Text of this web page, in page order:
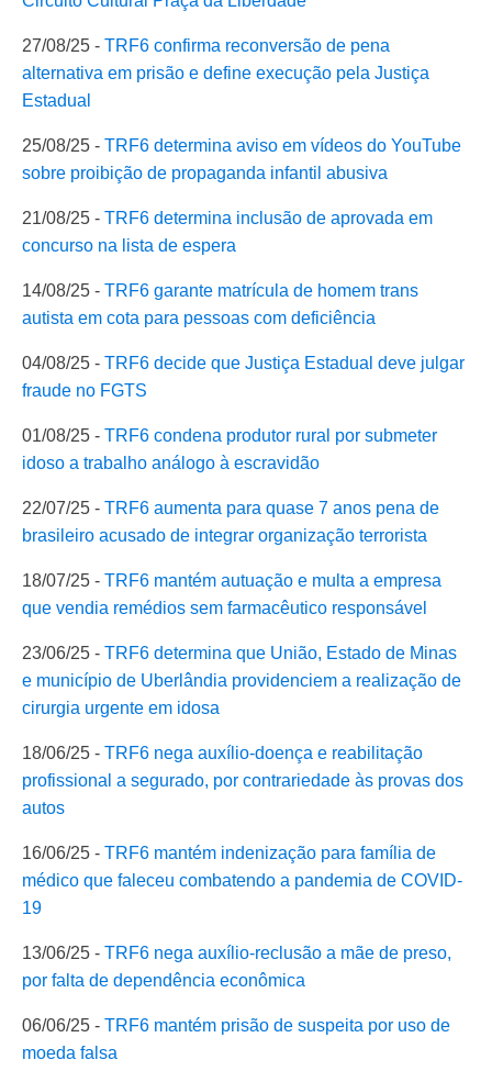
27/08/25 - TRF6 confirma reconversão de pena
alternativa em prisão e define execução pela Justiça
Estadual
25/08/25 - TRF6 determina aviso em vídeos do YouTube
sobre proibição de propaganda infantil abusiva
21/08/25 - TRF6 determina inclusão de aprovada em
concurso na lista de espera
14/08/25 - TRF6 garante matrícula de homem trans
autista em cota para pessoas com deficiência
04/08/25 - TRF6 decide que Justiça Estadual deve julgar
fraude no FGTS
01/08/25 - TRF6 condena produtor rural por submeter
idoso a trabalho análogo à escravidão
22/07/25 - TRF6 aumenta para quase 7 anos pena de
brasileiro acusado de integrar organização terrorista
18/07/25 - TRF6 mantém autuação e multa a empresa
que vendia remédios sem farmacêutico responsável
23/06/25 - TRF6 determina que União, Estado de Minas
e município de Uberlândia providenciem a realização de
cirurgia urgente em idosa
18/06/25 - TRF6 nega auxílio-doença e reabilitação
profissional a segurado, por contrariedade às provas dos
autos
16/06/25 - TRF6 mantém indenização para família de
médico que faleceu combatendo a pandemia de COVID-
19
13/06/25 - TRF6 nega auxílio-reclusão a mãe de preso,
por falta de dependência econômica
06/06/25 - TRF6 mantém prisão de suspeita por uso de
moeda falsa